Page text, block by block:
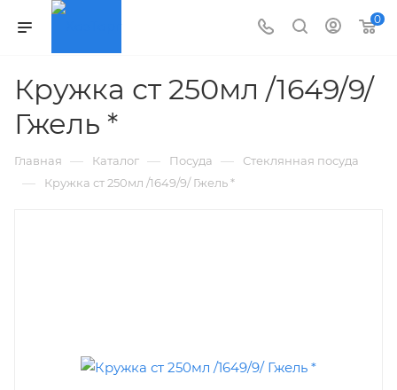
0
Кружка ст 250мл /1649/9/
Гжель *
Главная — Каталог — Посуда — Стеклянная посуда
— Кружка ст 250мл /1649/9/ Гжель *